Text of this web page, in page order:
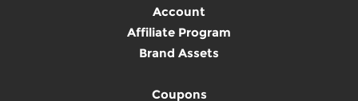
Account
Affiliate Program
Brand Assets
Coupons